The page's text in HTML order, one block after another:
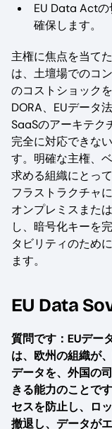
EU Data Act
確保します。
主権に焦点を当て
は、土壇場でのコ
のコストショック
DORA、EUデータ
SaaSのアーキテク
完全に対応できな
す。明確な主権、
求める組織にとっ
フラストラクチャ
オンプレミスまた
し、暗号化キーを
タビリティのため
ます。
EU Data
質問です：EUデー
は、欧州の組織が
データを、外国の
きる能力のことで
セスを防止し、ロ
撤退し、データが